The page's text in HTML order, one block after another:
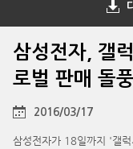
삼성전자, 갤
로벌 판매 돌풍
2016/03/17
삼성전자가 18일까지 '갤